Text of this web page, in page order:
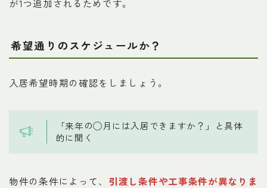
が1つ追加されるためです。
希望通りのスケジュールか？
入居希望時期の確認をしましょう。
「来年の◯月には入居できますか？」と具体
的に聞く
物件の条件によって、 引渡し条件や工事条件が異なりま